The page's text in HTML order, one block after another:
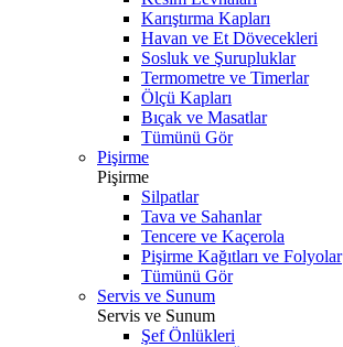
Karıştırma Kapları
Havan ve Et Dövecekleri
Sosluk ve Şurupluklar
Termometre ve Timerlar
Ölçü Kapları
Bıçak ve Masatlar
Tümünü Gör
Pişirme
Pişirme
Silpatlar
Tava ve Sahanlar
Tencere ve Kaçerola
Pişirme Kağıtları ve Folyolar
Tümünü Gör
Servis ve Sunum
Servis ve Sunum
Şef Önlükleri